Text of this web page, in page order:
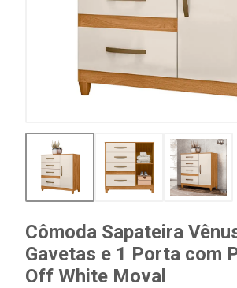
Cômoda Sapateira
Gavetas e 1 Porta com
Off White Moval